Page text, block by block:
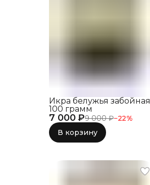
7 000 ₽9 000 ₽−22%
Икра белужья забойная
100 грамм
В корзину